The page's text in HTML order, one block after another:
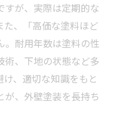
の費用対策
と経費計上の基本
務処理の関係
っておきたいポイ
立つ減価償却の活
すが、実際は定期的な
た、「高価な塗料ほど
。耐用年数は塗料の性
術、下地の状態など多
、適切な知識をもと
が、外壁塗装を長持ち